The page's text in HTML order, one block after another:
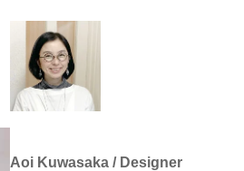
Aoi Kuwasaka / Designer